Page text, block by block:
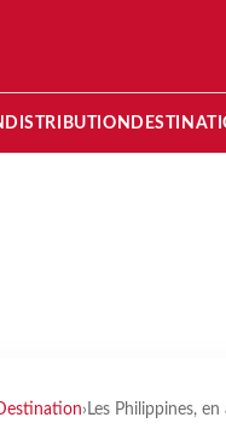
DISTRIBUTION
› Les Philippines,